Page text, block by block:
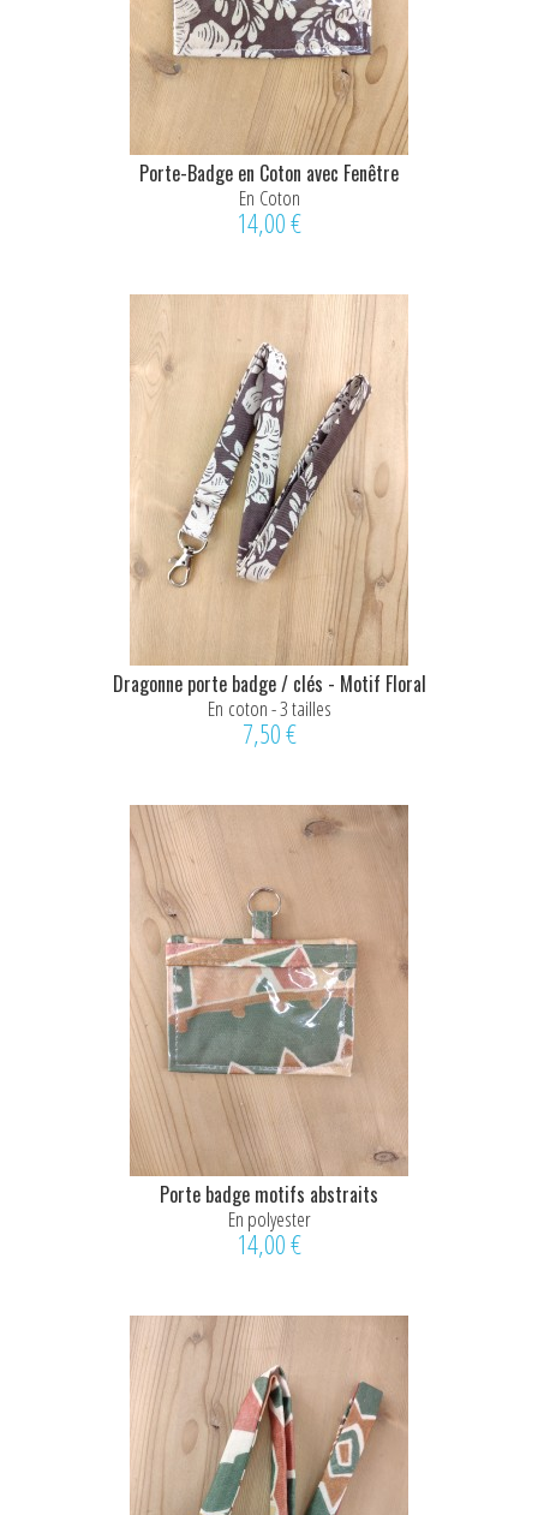
Porte-Badge en Coton avec Fenêtre
Transparente – Motif...
En Coton
14,00 €
Dragonne porte badge / clés - Motif Floral
Beige & Marron
En coton - 3 tailles
7,50 €
Porte badge motifs abstraits
En polyester
14,00 €